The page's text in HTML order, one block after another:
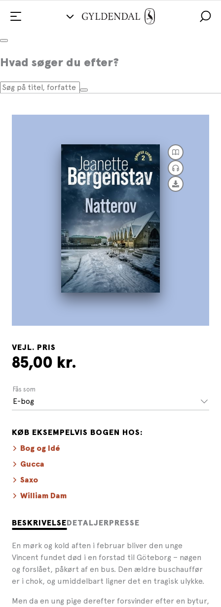
Hvad søger du efter?
Natterov
BESKRIVELSE DETALJER PRESSE
En mørk og kold aften i februar bliver den unge
Vincent fundet død i en forstad til Göteborg – nøgen
og forslået, påkørt af en bus. Den ældre buschauffør
er i chok, og umiddelbart ligner det en tragisk ulykke.
Men da en ung pige derefter forsvinder efter en bytur,
VEJL. PRIS
85,00 kr.
Fås som
E-bog
KØB EKSEMPELVIS BOGEN HOS:
Bog og Idé
Gucca
Saxo
William Dam